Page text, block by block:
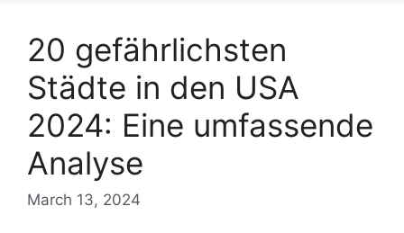
20 gefährlichsten
Städte in den USA
2024: Eine umfassende
Analyse
March 13, 2024